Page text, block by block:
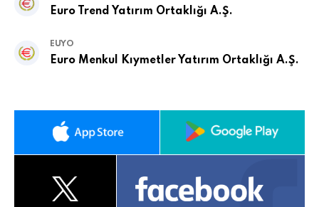
Euro Trend Yatırım Ortaklığı A.Ş.
EUYO
Euro Menkul Kıymetler Yatırım Ortaklığı A.Ş.